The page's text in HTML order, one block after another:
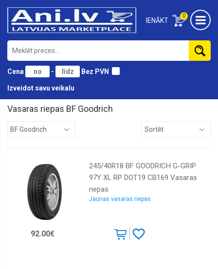
0
IENĀKT
Cena - Bez PVN
Izveidot savu veikalu
Goodrich
Black
Bridgestone
Continental
Vasaras riepas BF Goodrich
245/40R18 BF GOODRICH G-GRIP
97Y XL RP DOT19 CB169 Vasaras
riepas
Jaunas vasaras riepas
92.00€